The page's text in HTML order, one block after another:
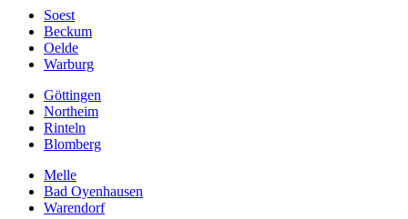
Soest
Beckum
Oelde
Warburg
Göttingen
Northeim
Rinteln
Blomberg
Melle
Bad Oyenhausen
Warendorf